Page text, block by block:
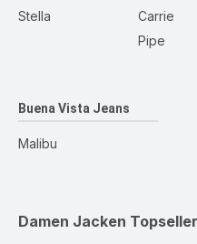
Stella
Carrie
Pipe
Buena Vista Jeans
Malibu
Damen Jacken Topseller